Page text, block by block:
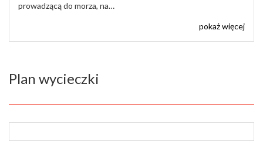
prowadzącą do morza, na…
pokaż więcej
Plan wycieczki